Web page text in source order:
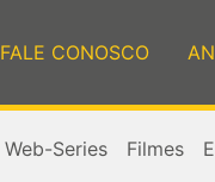
FALE CONOSCO
Web-Series Filmes